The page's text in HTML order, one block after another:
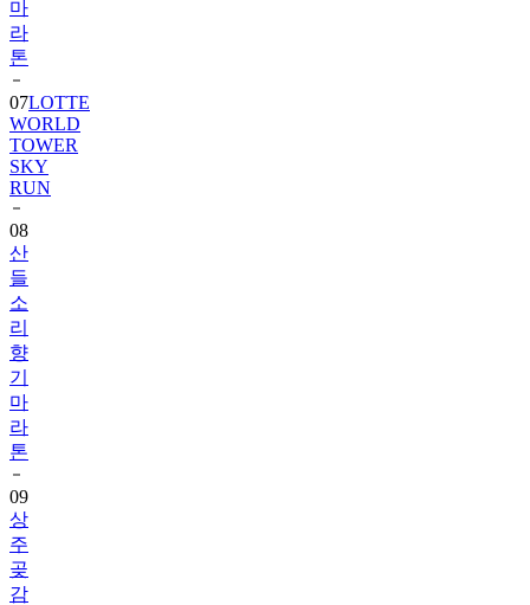
마
라
톤
07LOTTE
WORLD
TOWER
SKY
RUN
08
산
들
소
리
향
기
마
라
톤
09
상
주
곶
감